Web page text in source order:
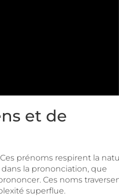
et de
prénoms respirent la
la prononciation, que
Ces noms
superflue.